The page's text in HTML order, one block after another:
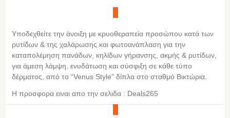
Υποδεχθείτε την άνοιξη με κρυοθεραπεία προσώπου κατά των
ρυτίδων & της χαλάρωσης και φωτοανάπλαση για την
καταπολέμηση πανάδων, κηλίδων γήρανσης, ακμής & ρυτίδων,
για άμεση λάμψη, ενυδάτωση και σύσφιξη σε κάθε τύπο
δέρματος, από το “Venus Style” δίπλα στο σταθμό Βικτώρια.
Η προσφορα ειναι απο την σελιδα : Deals265